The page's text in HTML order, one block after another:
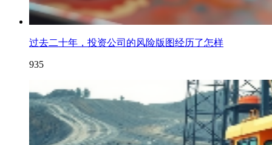
过去二十年，投资公司的风险版图经历了怎样
935